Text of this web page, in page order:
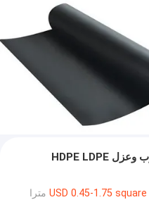
حوض السمك 0.5 مم مضاد للتسرب وعزل HDPE LDPE
MOQ：2000 مترا